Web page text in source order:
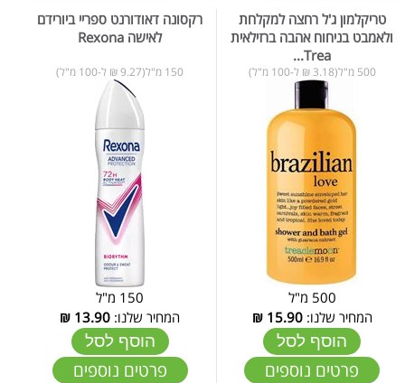
טריקלמון ג'ל רחצה למקלחת
ולאמבט בניחוח אהבה ברזילאית
Trea...
500 מ"ל(3.18 ₪ ל-100 מ"ל)
500 מ"ל
המחיר שלנו:15.90
₪
הוסף לסל
פרטים נוספים
רקסונה דאודורנט ספריי ביורידם
לאישה Rexona
150 מ"ל(9.27 ₪ ל-100 מ"ל)
150 מ"ל
המחיר שלנו: 13.90
₪
הוסף לסל
פרטים נוספים